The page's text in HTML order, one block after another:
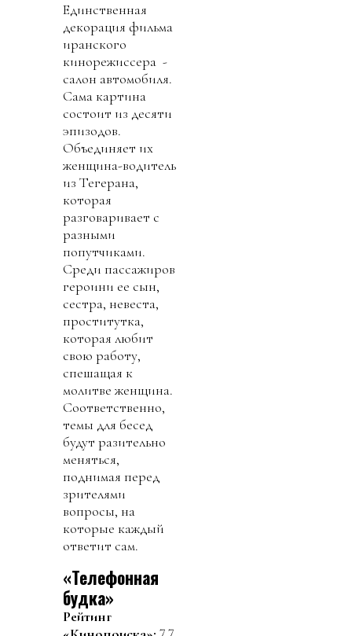
Единственная
декорация фильма
иранского
кинорежиссера -
салон автомобиля.
Сама картина
состоит из десяти
эпизодов.
Объединяет их
женщина-водитель
из Тегерана,
которая
разговаривает с
разными
попутчиками.
Среди пассажиров
героини ее сын,
сестра, невеста,
проститутка,
которая любит
свою работу,
спешащая к
молитве женщина.
Соответственно,
темы для бесед
будут разительно
меняться,
поднимая перед
зрителями
вопросы, на
которые каждый
ответит сам.
«Телефонная
будка»
Рейтинг